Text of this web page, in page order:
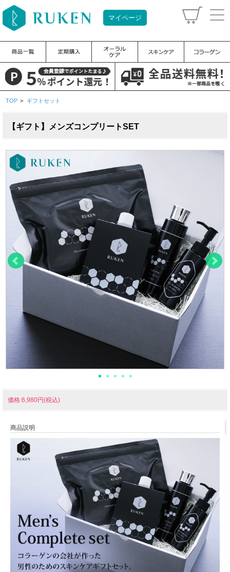
マイページ
TOP > ギフトセット
【ギフト】メンズコンプリートSET
価格:6,980円(税込)
商品説明